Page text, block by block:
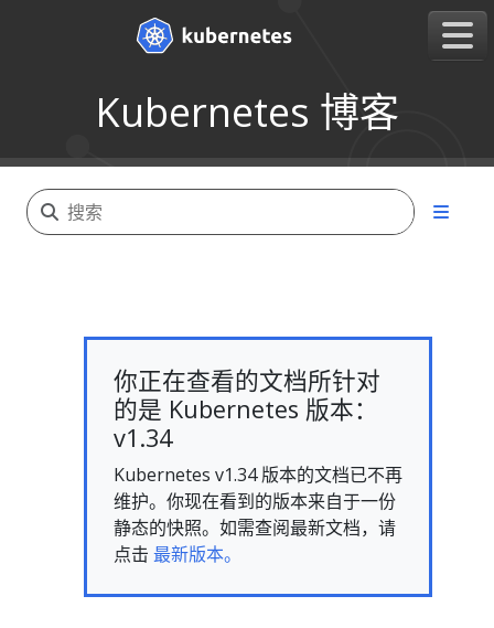
Kubernetes 博客
你正在查看的文档所针对
的是 Kubernetes 版本：
v1.34
Kubernetes v1.34 版本的文档已不再
维护。你现在看到的版本来自于一份
静态的快照。如需查阅最新文档，请
点击 最新版本。